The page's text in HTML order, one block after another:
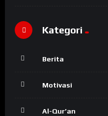
Kategori
Berita
Motivasi
Al-Qur’an